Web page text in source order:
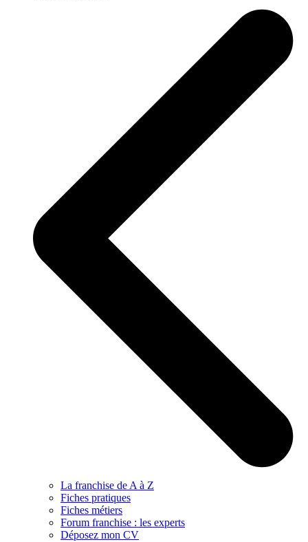
La franchise de A à Z
Fiches pratiques
Fiches métiers
Forum franchise : les experts
Déposez mon CV